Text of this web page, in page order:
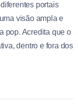
portais
visão ampla e
pop. Acredita que o
dentro e fora dos